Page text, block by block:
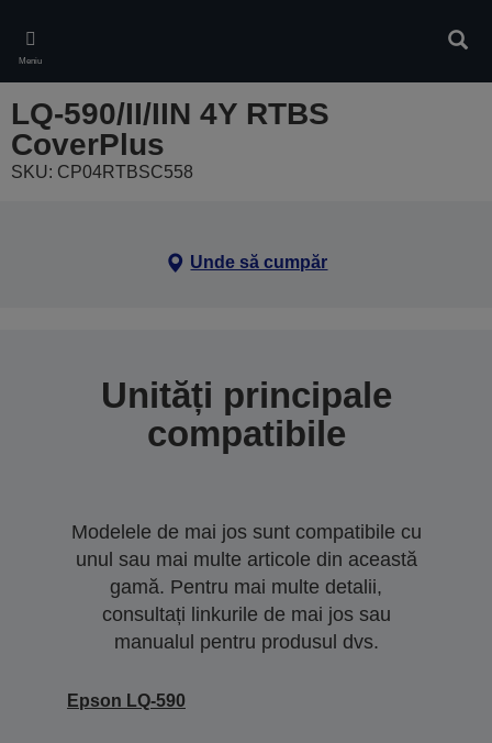
main
content
Meniu
LQ-590/II/IIN 4Y RTBS
CoverPlus
SKU: CP04RTBSC558
Unde să cumpăr
Unități principale
compatibile
Modelele de mai jos sunt compatibile cu
unul sau mai multe articole din această
gamă. Pentru mai multe detalii,
consultați linkurile de mai jos sau
manualul pentru produsul dvs.
Epson LQ-590